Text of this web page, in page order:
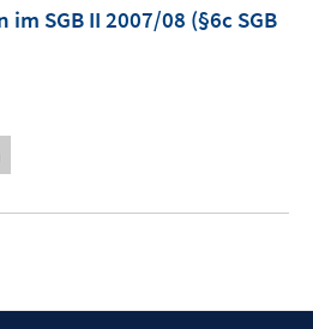
SGB II 2007/08 (§6c SGB